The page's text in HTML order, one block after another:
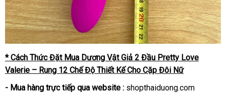
* Cách Thức Đặt Mua Dương Vật Giả 2 Đầu Pretty Love
Valerie – Rung 12 Chế Độ Thiết Kế Cho Cặp Đôi Nữ
- Mua hàng trực tiếp qua website : shopthaiduong.com